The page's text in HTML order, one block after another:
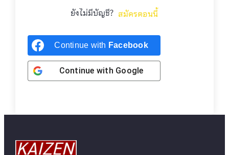
ยังไม่มีบัญชี? สมัครตอนนี้
Continue with Facebook
Continue with Google